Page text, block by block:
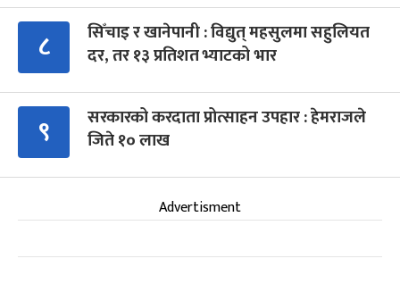
८
सिँचाइ र खानेपानी : विद्युत् महसुलमा सहुलियत
दर, तर १३ प्रतिशत भ्याटको भार
९
सरकारको करदाता प्रोत्साहन उपहार : हेमराजले
जिते १० लाख
Advertisment